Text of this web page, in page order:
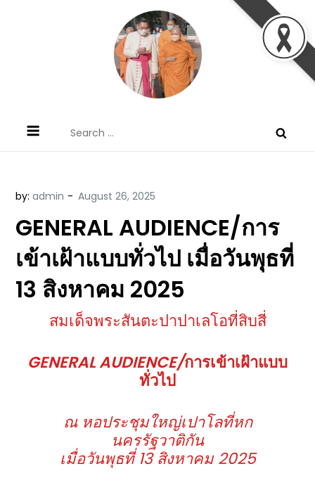
ประทานพระพรแก่พวกท่านท้งหลายเทอญ
for:
by:admin
GENERAL AUDIENCE/การ
เข้าเฝ้าแบบทั่วไป เมื่อวันพุธที่
13 สิงหาคม 2025
สมเด็จพระสันตะปาปาเลโอที่สิบสี่
GENERAL AUDIENCE/การเข้าเฝ้าแบบ
ทั่วไป
ณ หอประชุมใหญ่เปาโลที่หก
นครรัฐวาติกัน
เมื่อวันพุธที่ 13 สิงหาคม 2025